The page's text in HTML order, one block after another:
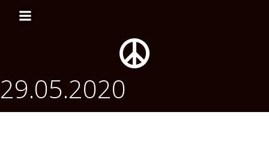
содержимому
29.05.2020